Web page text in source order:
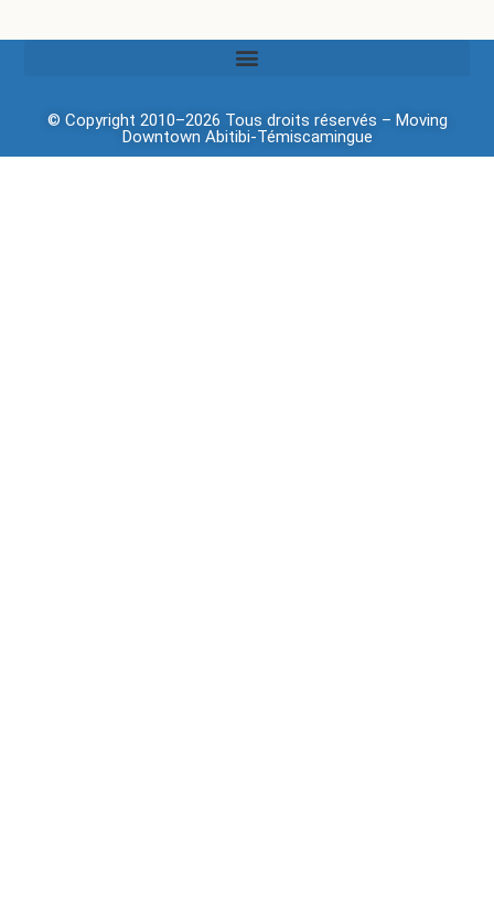
© Copyright 2010–2026 Tous droits réservés – Moving
Downtown Abitibi-Témiscamingue